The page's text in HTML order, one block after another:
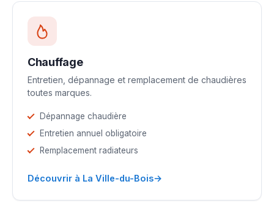
Chauffage
Entretien, dépannage et remplacement de chaudières
toutes marques.
Dépannage chaudière
Entretien annuel obligatoire
Remplacement radiateurs
Découvrir à La Ville-du-Bois→